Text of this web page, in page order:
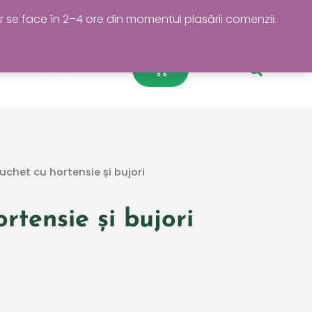
face în 2–4 ore din momentul plasării comenzii.
Cart
cu hortensie și bujori
și bujori